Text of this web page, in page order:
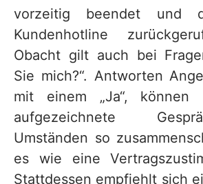
vorzeitig beendet und
Kundenhotline
Obacht gilt auch bei
Sie mich?“. Antworten
mit einem „Ja“, können
aufgezeichnete
Umständen so
es wie eine
Stattdessen empfiehlt sich